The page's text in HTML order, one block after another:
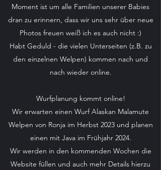
Moment ist um alle Familien unserer Babies
dran zu erinnern, dass wir uns sehr über neue
Photos freuen weiß ich es auch nicht :)
Habt Geduld - die vielen Unterseiten (z.B. zu
den einzelnen Welpen) kommen nach und
nach wieder online.
Wurfplanung kommt online!
Wir erwarten einen Wurf Alaskan Malamute
Welpen von Ronja im Herbst 2023 und planen
einen mit Java im Frühjahr 2024.
Wir werden in den kommenden Wochen die
Website füllen und auch mehr Details hierzu